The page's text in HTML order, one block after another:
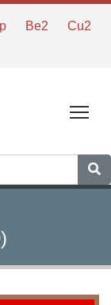
Be2
Cu2